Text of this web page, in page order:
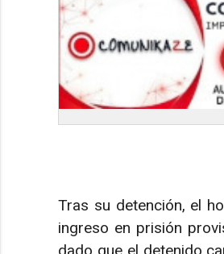
Tras su detención, el
ingreso en prisión